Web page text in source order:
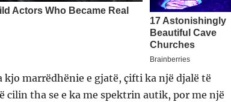
kjo marrëdhënie e gjatë, çifti ka një djalë të
cilin tha se e ka me spektrin autik, por me një